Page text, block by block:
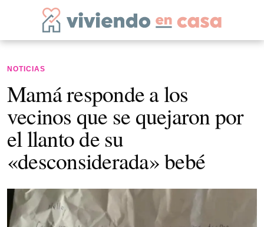
NOTICIAS
Mamá responde a los
vecinos que se quejaron por
el llanto de su
«desconsiderada» bebé